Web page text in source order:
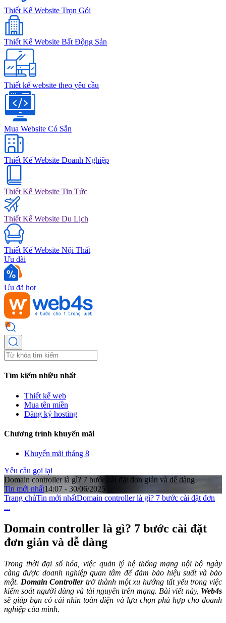
Thiết Kế Website Trọn Gói
Thiết Kế Website Bất Động Sản
Thiết kế website theo yêu cầu
Mua Website Có Sẵn
Thiết Kế Website Doanh Nghiệp
Thiết Kế Website Tin Tức
Thiết Kế Website Du Lịch
Thiết Kế Website Nội Thất
Ưu đãi
Ưu đã hot
Tìm kiếm nhiều nhất
Thiết kế web
Mua tên miền
Đăng ký hosting
Chương trình khuyến mãi
Khuyến mãi tháng 8
Yêu cầu gọi lại
Domain controller là gì? 7 bước cài đặt đơn giản và dễ dàng
Tin mới nhất14:07 - 30/06/2025
Trang chủTin mới nhấtDomain controller là gì? 7 bước cài đặt đơn
...
Domain controller là gì? 7 bước cài đặt
đơn giản và dễ dàng
Trong thời đại số hóa, việc quản lý hệ thống mạng nội bộ ngày
càng được doanh nghiệp quan tâm để đảm bảo hiệu suất và bảo
mật. Domain Controllertrở thành một xu hướng tất yếu trong việc
kiểm soát người dùng và tài nguyên trên mạng. Bài viết này, Web4s
sẽ giúp bạn có cái nhìn toàn diện và lựa chọn phù hợp cho doanh
nghiệp của mình.